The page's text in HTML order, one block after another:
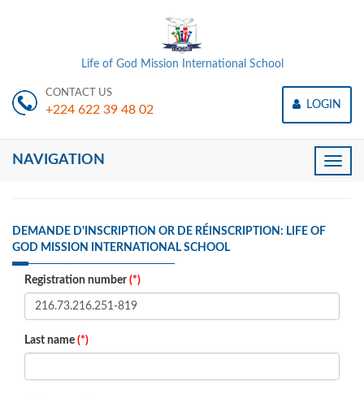
Life of God Mission International School
CONTACT US
+224 622 39 48 02 LOGIN
Toggle
NAVIGATION
DEMANDE D'INSCRIPTION OR DE RÉINSCRIPTION: LIFE OF
GOD MISSION INTERNATIONAL SCHOOL
Registration number(*)
Last name (*)